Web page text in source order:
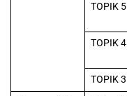
TOPIK 5
TOPIK 4
TOPIK 3